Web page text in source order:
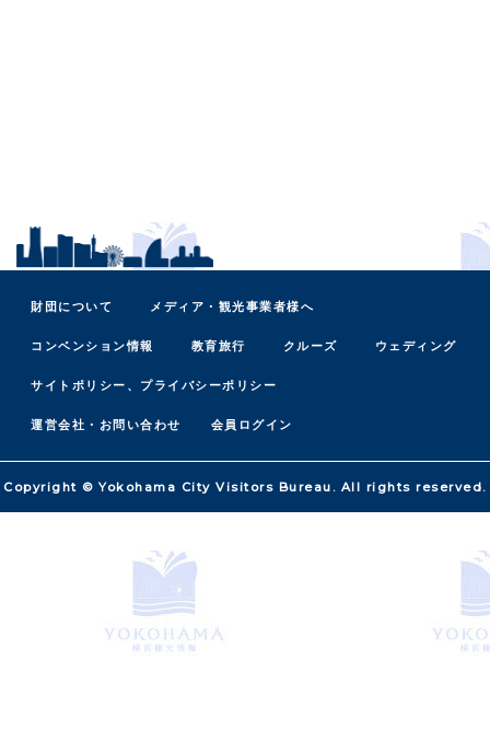
財団について メディア・観光事業者様へ
コンベンション情報 教育旅行 クルーズ ウェディング
サイトポリシー、プライバシーポリシー
運営会社・お問い合わせ 会員ログイン
Copyright © Yokohama City Visitors Bureau. All rights reserved.